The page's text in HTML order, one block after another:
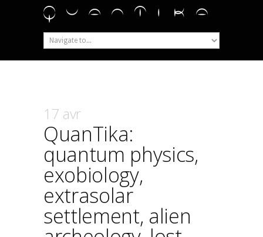
17 avr
QuanTika:
quantum physics,
exobiology,
extrasolar
settlement, alien